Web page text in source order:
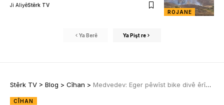
ROJANE
Ji AliyêStêrk TV
Ya Berê Ya Pişt re
Stêrk TV > Blog > Cîhan > Medvedev: Eger pêwîst bike divê êrîşên astengkirinê li hemberî Rojava pêk bên
CÎHAN